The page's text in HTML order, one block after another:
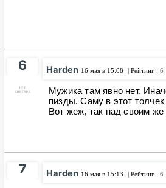
6 Harden 16 мая в 15:08 | Рейтинг : 6
Мужика там явно нет.
пизды. Саму в этот толчек
Вот жеж, так над своим же
7 Harden 16 мая в 15:13 | Рейтинг : 6